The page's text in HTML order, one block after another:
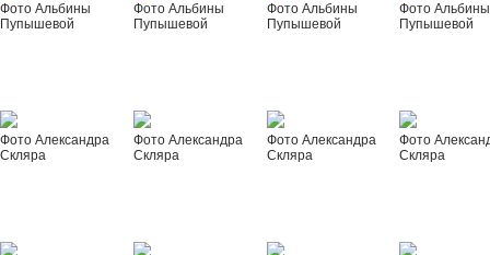
Фото Альбины
Пупышевой
Фото Альбины
Пупышевой
Фото Альбины
Пупышевой
Фото Альбины
Пупышевой
Фото Александра
Скляра
Фото Александра
Скляра
Фото Александра
Скляра
Фото
Скляра